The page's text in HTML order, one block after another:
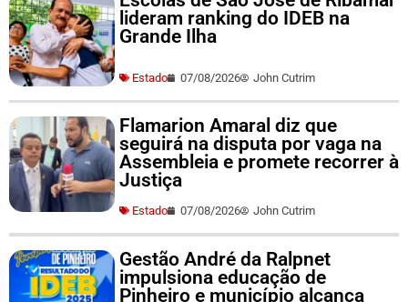
lideram ranking do IDEB na
Grande Ilha
Estado 07/08/2026 John Cutrim
Flamarion Amaral diz que
seguirá na disputa por vaga na
Assembleia e promete recorrer à
Justiça
Estado 07/08/2026 John Cutrim
Gestão André da Ralpnet
impulsiona educação de
Pinheiro e município alcança